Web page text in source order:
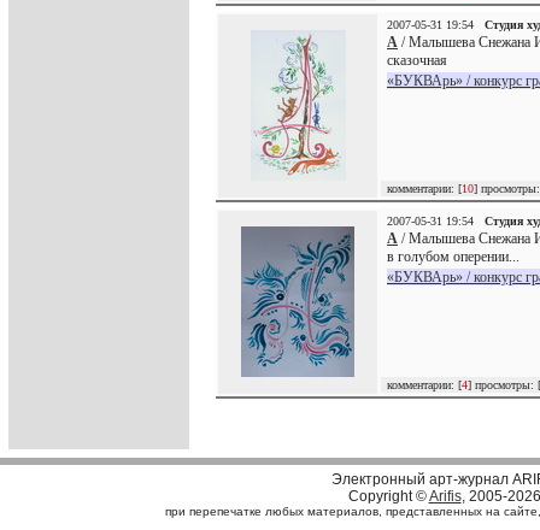
2007-05-31 19:54 Студия
А / Малышева Снежана
сказочная
«БУКВАрь» / конкурс
комментарии: [10]
2007-05-31 19:54 Студия
А / Малышева Снежана
в голубом оперении...
«БУКВАрь» / конкурс
комментарии: [4] просмотры: [
Электронный арт-журнал
Copyright ©Arifis, 2005-2026
при перепечатке любых материалов, представленных на